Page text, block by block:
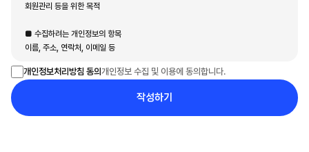
회원관리 등을 위한 목적
■ 수집하려는 개인정보의 항목
이름, 주소, 연락처, 이메일 등
■ 개인정보의 보유 및 이용 기간
개인정보처리방침 동의 개인정보 수집 및 이용에 동의합니다.
작성하기